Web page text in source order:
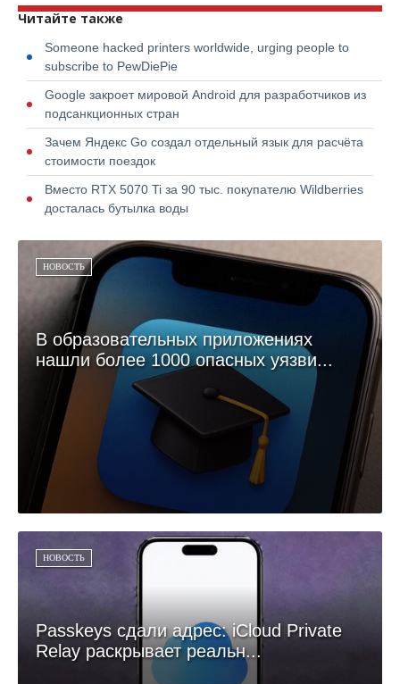
Читайте также
Someone hacked printers worldwide, urging people to
subscribe to PewDiePie
Google закроет мировой Android для разработчиков из
подсанкционных стран
Зачем Яндекс Go создал отдельный язык для расчёта
стоимости поездок
Вместо RTX 5070 Ti за 90 тыс. покупателю Wildberries
досталась бутылка воды
НОВОСТЬ
В образовательных приложениях
нашли более 1000 опасных уязви...
НОВОСТЬ
Passkeys сдали адрес: iCloud Private
Relay раскрывает реальн...